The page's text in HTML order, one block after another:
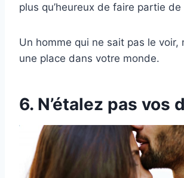
plus qu’heureux de faire partie
Un homme qui ne sait pas le voir,
une place dans votre monde.
6. N’étalez pas vos